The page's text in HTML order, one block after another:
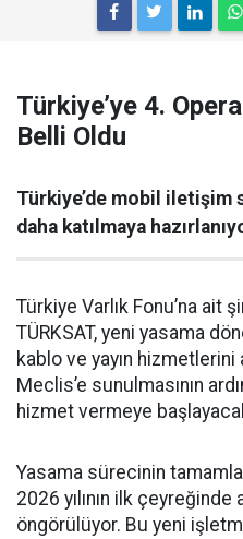
Türkiye’ye 4.
Belli Oldu
Türkiye’de mobil iletişim
daha katılmaya
Türkiye Varlık Fonu’na ait
TÜRKSAT, yeni yasama
kablo ve yayın
Meclis’e sunulmasının
hizmet vermeye
Yasama sürecinin
2026 yılının ilk
öngörülüyor. Bu yeni